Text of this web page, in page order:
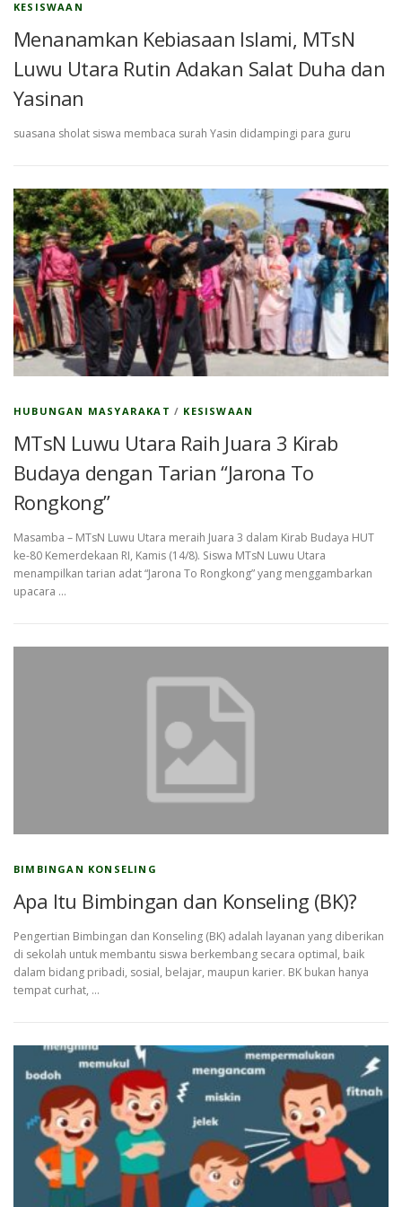
KESISWAAN
Menanamkan Kebiasaan Islami, MTsN
Luwu Utara Rutin Adakan Salat Duha dan
Yasinan
suasana sholat siswa membaca surah Yasin didampingi para guru
HUBUNGAN MASYARAKAT / KESISWAAN
MTsN Luwu Utara Raih Juara 3 Kirab
Budaya dengan Tarian “Jarona To
Rongkong”
Masamba – MTsN Luwu Utara meraih Juara 3 dalam Kirab Budaya HUT
ke-80 Kemerdekaan RI, Kamis (14/8). Siswa MTsN Luwu Utara
menampilkan tarian adat “Jarona To Rongkong” yang menggambarkan
upacara …
BIMBINGAN KONSELING
Apa Itu Bimbingan dan Konseling (BK)?
Pengertian Bimbingan dan Konseling (BK) adalah layanan yang diberikan
di sekolah untuk membantu siswa berkembang secara optimal, baik
dalam bidang pribadi, sosial, belajar, maupun karier. BK bukan hanya
tempat curhat, …